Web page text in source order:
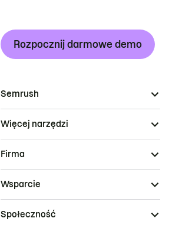
Rozpocznij darmowe demo
Semrush
Więcej narzędzi
Firma
Wsparcie
Społeczność